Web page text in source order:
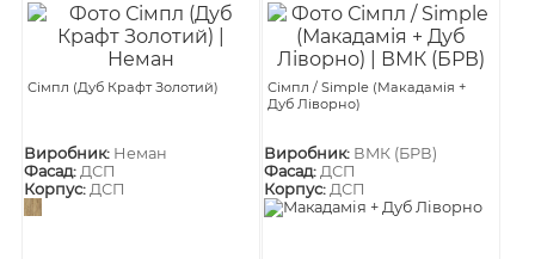
Сімпл (Дуб Крафт Золотий)
Виробник: Неман
Фасад:ДСП
Корпус:ДСП
Сімпл / Simple (Макадамія +
Дуб Ліворно)
Виробник: ВМК (БРВ)
Фасад: ДСП
Корпус: ДСП